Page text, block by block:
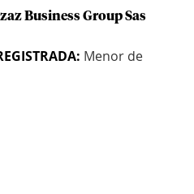
Business Group Sas
Menor de